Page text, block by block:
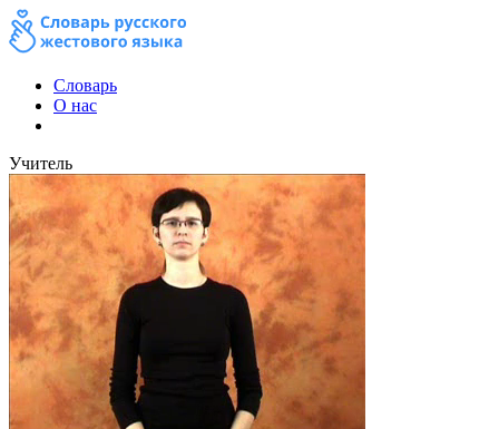
Словарь
О нас
Учитель